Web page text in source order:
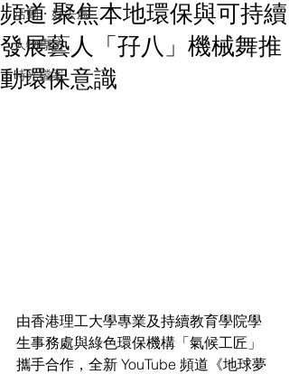
活動・好去處
人物專訪
時光檔案
頻道 聚焦本地環保與可持續
發展藝人「孖八」機械舞推
動環保意識
由香港理工大學專業及持續教育學院學
生事務處與綠色環保機構「氣候工匠」
攜手合作，全新 YouTube 頻道《地球夢